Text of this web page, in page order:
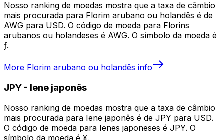
Nosso ranking de moedas mostra que a taxa de câmbio
mais procurada para Florim arubano ou holandês é de
AWG para USD. O código de moeda para Florins
arubanos ou holandeses é AWG. O símbolo da moeda é
ƒ.
More Florim arubano ou holandês info
JPY - Iene japonês
Nosso ranking de moedas mostra que a taxa de câmbio
mais procurada para Iene japonês é de JPY para USD.
O código de moeda para Ienes japoneses é JPY. O
símbolo da moeda é ¥.